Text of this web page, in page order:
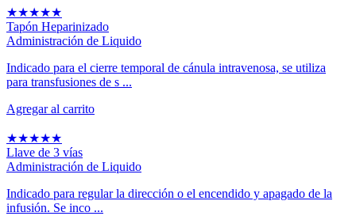
★★★★★
Tapón Heparinizado
Administración de Liquido
Indicado para el cierre temporal de cánula intravenosa, se utiliza
para transfusiones de s ...
Agregar al carrito
★★★★★
Llave de 3 vías
Administración de Liquido
Indicado para regular la dirección o el encendido y apagado de la
infusión. Se inco ...